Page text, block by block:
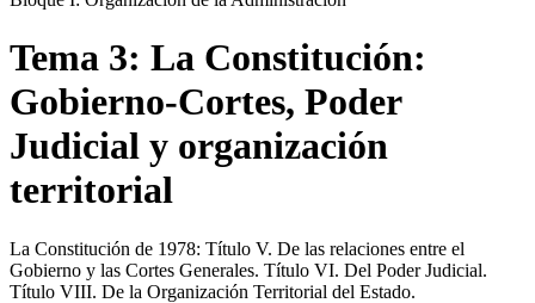
Tema 3: La Constitución:
Gobierno-Cortes, Poder
Judicial y organización
territorial
La Constitución de 1978: Título V. De las relaciones entre el
Gobierno y las Cortes Generales. Título VI. Del Poder Judicial.
Título VIII. De la Organización Territorial del Estado.